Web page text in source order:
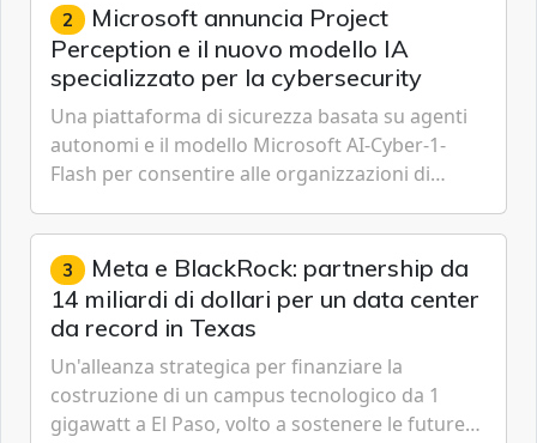
2 Microsoft annuncia Project
Perception e il nuovo modello IA
specializzato per la cybersecurity
Una piattaforma di sicurezza basata su agenti
autonomi e il modello Microsoft AI-Cyber-1-
Flash per consentire alle organizzazioni di
gestione continua del rischio.
3 Meta e BlackRock: partnership da
14 miliardi di dollari per un data center
da record in Texas
Un'alleanza strategica per finanziare la
costruzione di un campus tecnologico da 1
gigawatt a El Paso, volto a sostenere le future